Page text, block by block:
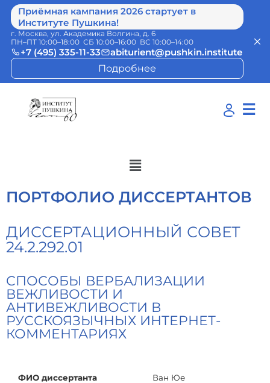
Приёмная кампания 2026 стартует в
Институте Пушкина!
г. Москва, ул. Академика Волгина, д. 6
ПН–ПТ 10:00–18:00 СБ 10:00–16:00 ВС 10:00–14:00
+7 (495) 335-11-33
abiturient@pushkin.institute
Подробнее
☰
ПОРТФОЛИО ДИССЕРТАНТОВ
ДИССЕРТАЦИОННЫЙ СОВЕТ
24.2.292.01
СПОСОБЫ ВЕРБАЛИЗАЦИИ
ВЕЖЛИВОСТИ И
АНТИВЕЖЛИВОСТИ В
РУССКОЯЗЫЧНЫХ ИНТЕРНЕТ-
КОММЕНТАРИЯХ
ФИО диссертанта Ван Юе